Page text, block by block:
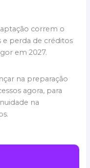
correm o
e perda de créditos
em 2027.
na preparação
agora, para
na